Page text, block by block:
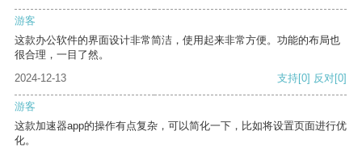
游客
这款办公软件的界面设计非常简洁，使用起来非常方便。功能的布局也
很合理，一目了然。
2024-12-13
支持[0] 反对[0]
游客
这款加速器app的操作有点复杂，可以简化一下，比如将设置页面进行优
化。